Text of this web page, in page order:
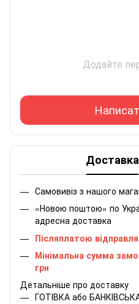
Додайте
Доставка
Самовивіз з нашого
«Новою поштою» по
адресна доставка
Післяплатою
Мінімальна сумма
грн
Детальніше про доставку
ГОТІВКА або